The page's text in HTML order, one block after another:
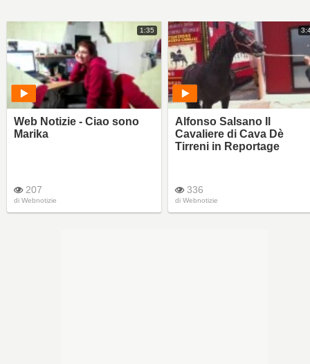
1:35
Web Notizie - Ciao sono
Marika
207
di Webnotizie
Alfonso Salsano Il
Cavaliere di Cava Dè
Tirreni in Reportage
336
di Webnotizie